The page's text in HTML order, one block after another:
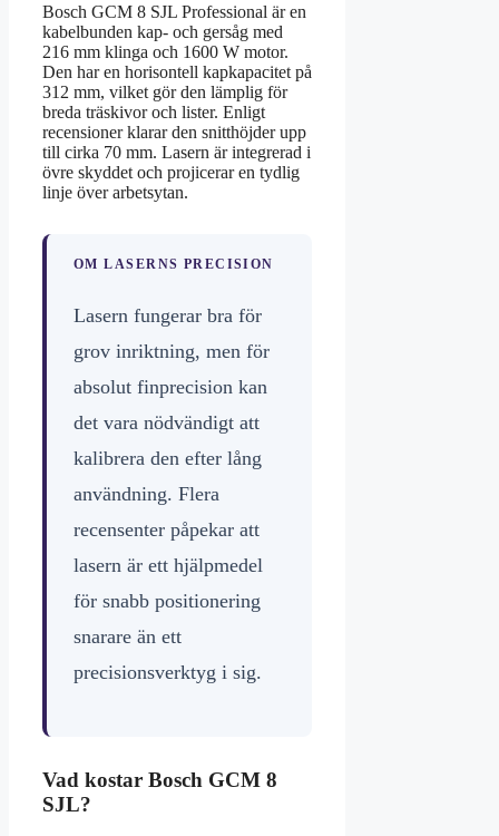
Bosch GCM 8 SJL Professional är en
kabelbunden kap- och gersåg med
216 mm klinga och 1600 W motor.
Den har en horisontell kapkapacitet på
312 mm, vilket gör den lämplig för
breda träskivor och lister. Enligt
recensioner klarar den snitthöjder upp
till cirka 70 mm. Lasern är integrerad i
övre skyddet och projicerar en tydlig
linje över arbetsytan.
OM LASERNS PRECISION
Lasern fungerar bra för
grov inriktning, men för
absolut finprecision kan
det vara nödvändigt att
kalibrera den efter lång
användning. Flera
recensenter påpekar att
lasern är ett hjälpmedel
för snabb positionering
snarare än ett
precisionsverktyg i sig.
Vad kostar Bosch GCM 8
SJL?